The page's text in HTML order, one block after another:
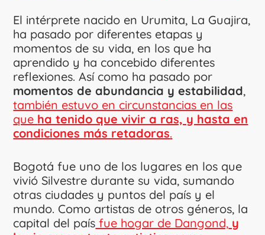
El intérprete nacido en Urumita, La Guajira,
ha pasado por diferentes etapas y
momentos de su vida, en los que ha
aprendido y ha concebido diferentes
reflexiones. Así como ha pasado por
momentos de abundancia y estabilidad,
también estuvo en circunstancias en las
que ha tenido que vivir a ras, y hasta en
condiciones más retadoras.
Bogotá fue uno de los lugares en los que
vivió Silvestre durante su vida, sumando
otras ciudades y puntos del país y el
mundo. Como artistas de otros géneros, la
capital del país fue hogar de Dangond, y